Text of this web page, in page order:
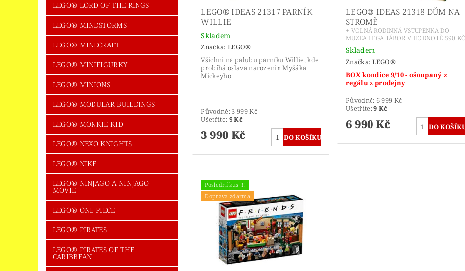
LEGO® LORD OF THE RINGS
LEGO® MINDSTORMS
LEGO® MINECRAFT
LEGO® MINIFIGURKY
LEGO® MINIONS
LEGO® MODULAR BUILDINGS
LEGO® MONKIE KID
LEGO® NEXO KNIGHTS
LEGO® NIKE
LEGO® NINJAGO A NINJAGO
MOVIE
LEGO® ONE PIECE
LEGO® PIRATES
LEGO® PIRATES OF THE
CARIBBEAN
LEGO® IDEAS 21317 PARNÍK
WILLIE
Skladem
Značka: LEGO®
Všichni na palubu parníku Willie, kde
probíhá oslava narozenin Myšáka
Mickeyho!
Původně: 3 999 Kč
Ušetříte: 9 Kč
3 990 Kč
LEGO® IDEAS 21318 DŮM NA
STROMĚ
+ VOLNÁ RODINNÁ VSTUPENKA DO
MUZEA LEGA TÁBOR V HODNOTĚ 590 KČ
Skladem
Značka: LEGO®
BOX kondice 9/10 - ošoupaný z
regálu z prodejny
Původně: 6 999 Kč
Ušetříte:9 Kč
6 990 Kč
Poslední kus !!!
Doprava zdarma